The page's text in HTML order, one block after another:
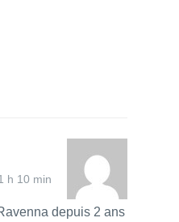
h 10 min
depuis 2 ans